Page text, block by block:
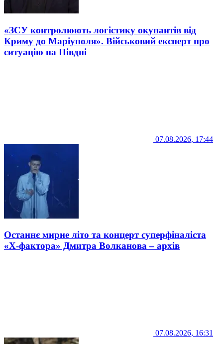
«ЗСУ контролюють логістику окупантів від
Криму до Маріуполя». Військовий експерт про
ситуацію на Півдні
07.08.2026, 17:44
Останнє мирне літо та концерт суперфіналіста
«Х-фактора» Дмитра Волканова – архів
07.08.2026, 16:31